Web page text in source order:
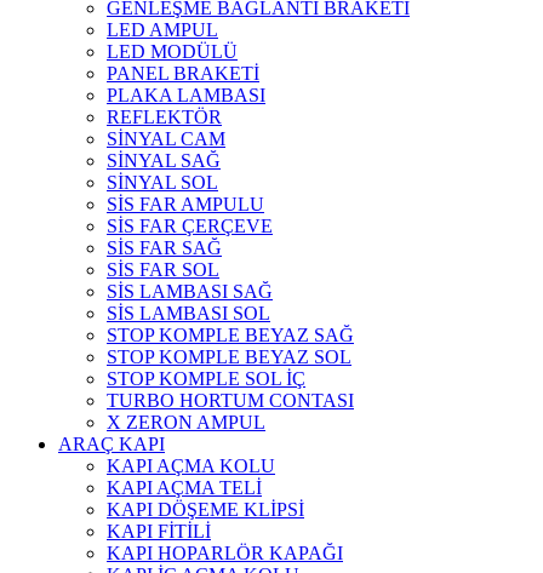
GENLEŞME BAĞLANTI BRAKETİ
LED AMPUL
LED MODÜLÜ
PANEL BRAKETİ
PLAKA LAMBASI
REFLEKTÖR
SİNYAL CAM
SİNYAL SAĞ
SİNYAL SOL
SİS FAR AMPULU
SİS FAR ÇERÇEVE
SİS FAR SAĞ
SİS FAR SOL
SİS LAMBASI SAĞ
SİS LAMBASI SOL
STOP KOMPLE BEYAZ SAĞ
STOP KOMPLE BEYAZ SOL
STOP KOMPLE SOL İÇ
TURBO HORTUM CONTASI
X ZERON AMPUL
ARAÇ KAPI
KAPI AÇMA KOLU
KAPI AÇMA TELİ
KAPI DÖŞEME KLİPSİ
KAPI FİTİLİ
KAPI HOPARLÖR KAPAĞI